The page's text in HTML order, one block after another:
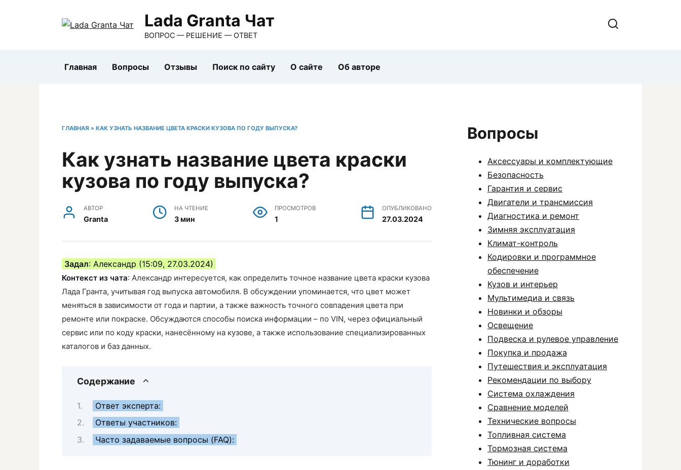
Lada Granta Чат
ВОПРОС — РЕШЕНИЕ — ОТВЕТ
Главная Вопросы Отзывы Поиск по сайту О сайте Об авторе
ГЛАВНАЯ » КАК УЗНАТЬ НАЗВАНИЕ ЦВЕТА КРАСКИ КУЗОВА ПО ГОДУ ВЫПУСКА?
Как узнать название цвета краски
кузова по году выпуска?
АВТОР
Granta
НА ЧТЕНИЕ
3 мин
ПРОСМОТРОВ
1
ОПУБЛИКОВАНО
27.03.2024
Задал: Александр (15:09, 27.03.2024)
Контекст из чата: Александр интересуется, как определить точное название цвета краски кузова
Лада Гранта, учитывая год выпуска автомобиля. В обсуждении упоминается, что цвет может
меняться в зависимости от года и партии, а также важность точного совпадения цвета при
ремонте или покраске. Обсуждаются способы поиска информации – по VIN, через официальный
сервис или по коду краски, нанесённому на кузове, а также использование специализированных
каталогов и баз данных.
Содержание
Ответ эксперта:
Ответы участников:
Часто задаваемые вопросы (FAQ):
Вопросы
Аксессуары и комплектующие
Безопасность
Гарантия и сервис
Двигатели и трансмиссия
Диагностика и ремонт
Зимняя эксплуатация
Климат-контроль
Кодировки и программное
обеспечение
Кузов и интерьер
Мультимедиа и связь
Новинки и обзоры
Освещение
Подвеска и рулевое управление
Покупка и продажа
Путешествия и эксплуатация
Рекомендации по выбору
Система охлаждения
Сравнение моделей
Технические вопросы
Топливная система
Тормозная система
Тюнинг и доработки